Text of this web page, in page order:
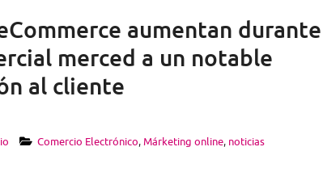
aumentan durante
merced a un notable
al cliente
Comercio Electrónico,Márketing online, noticias